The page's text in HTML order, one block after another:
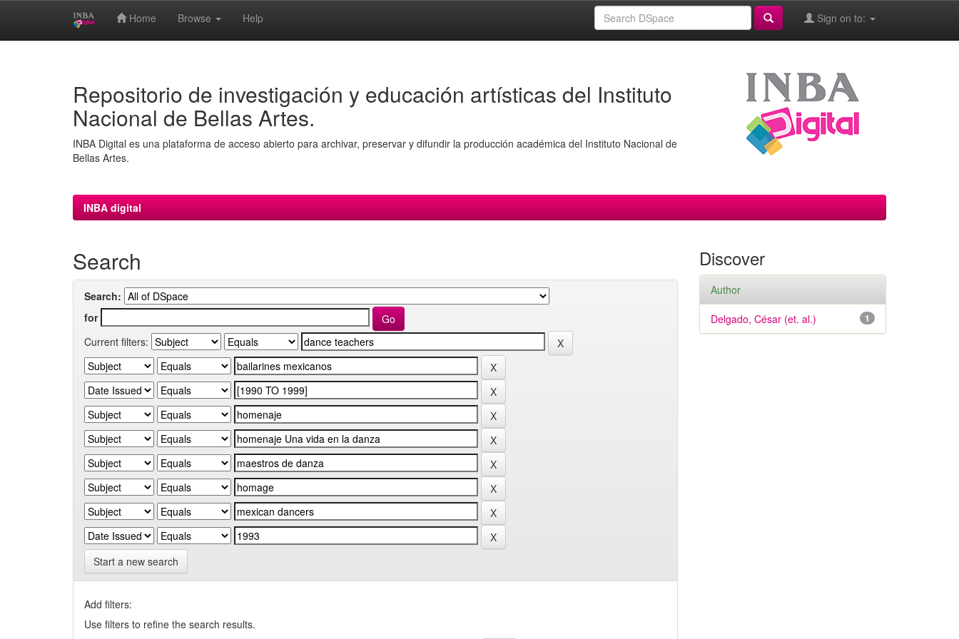
Home Browse Help Sign on to:
Repositorio de investigación y educación artísticas del Instituto
Nacional de Bellas Artes.
INBA Digital es una plataforma de acceso abierto para archivar, preservar y difundir la producción académica del Instituto Nacional de
Bellas Artes.
INBA digital
Search
Search:
for
Current filters:
Start a new search
Add filters:
Use filters to refine the search results.
Discover
Author
1
Delgado, César (et. al.)